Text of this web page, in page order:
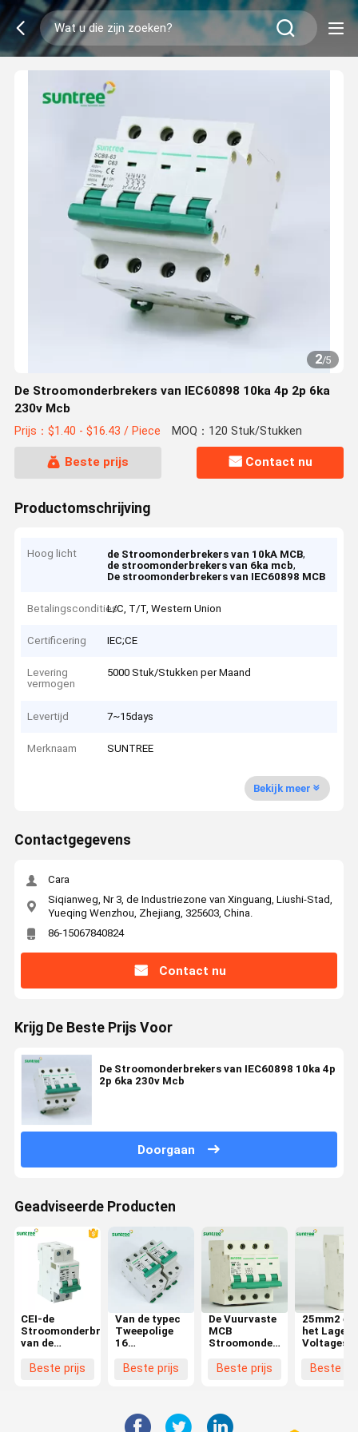
2/5
De Stroomonderbrekers van IEC60898 10ka 4p 2p 6ka
230v Mcb
Prijs：$1.40 - $16.43 / Piece MOQ：120 Stuk/Stukken
Beste prijs Contact nu
Productomschrijving
Hoog licht de Stroomonderbrekers van 10kA MCB,
de stroomonderbrekers van 6ka mcb,
De stroomonderbrekers van IEC60898 MCB
BetalingsconditiesL/C, T/T, Western Union
Certificering IEC;CE
Levering
vermogen
5000 Stuk/Stukken per Maand
Levertijd 7~15days
Merknaam SUNTREE
Bekijk meer
Contactgegevens
Cara
Siqianweg, Nr 3, de Industriezone van Xinguang, Liushi-Stad,
Yueqing Wenzhou, Zhejiang, 325603, China.
86-15067840824
Contact nu
Krijg De Beste Prijs Voor
De Stroomonderbrekers van IEC60898 10ka 4p
2p 6ka 230v Mcb
Doorgaan
Geadviseerde Producten
CEI-de
Stroomonderbrekers
van de
10kA 80A
Beste prijs
Van de typec
Tweepolige
16
Stroomonderbreker
Beste prijs
De Vuurvaste
MCB
Stroomonderbrekers
bodoffertes
Beste prijs
25mm2
het Lage
Beste